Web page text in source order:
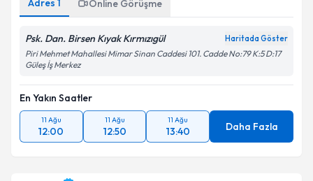
Adres 1 Online Görüşme
Psk. Dan. Birsen Kıyak Kırmızıgül Haritada Göster
Piri Mehmet Mahallesi Mimar Sinan Caddesi 101. Cadde No:79 K:5 D:17
Güleş İş Merkez
En Yakın Saatler
11 Ağu
12:00
11 Ağu
12:50
11 Ağu
13:40 Daha Fazla